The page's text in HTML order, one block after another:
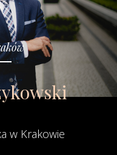
w Krakowie